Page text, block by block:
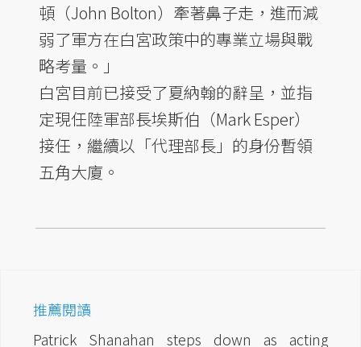
頓（John Bolton）牽著鼻子走，進而減
弱了軍方在白宮政策中的專業立場與戰
略考量。」
白宮目前已接受了夏納翰的辭呈，並指
定現任陸軍部長埃斯伯（Mark Esper）
接任，繼續以「代理部長」的身份暫領
五角大廈。
推薦閱讀
Patrick Shanahan steps down as acting